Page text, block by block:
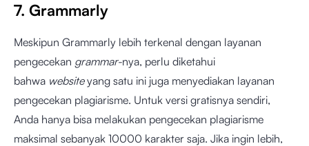
7. Grammarly
Meskipun Grammarly lebih terkenal dengan layanan
pengecekan grammar-nya, perlu diketahui
bahwa websiteyang satu ini juga menyediakan layanan
pengecekan plagiarisme. Untuk versi gratisnya sendiri,
Anda hanya bisa melakukan pengecekan plagiarisme
maksimal sebanyak 10000 karakter saja. Jika ingin lebih,